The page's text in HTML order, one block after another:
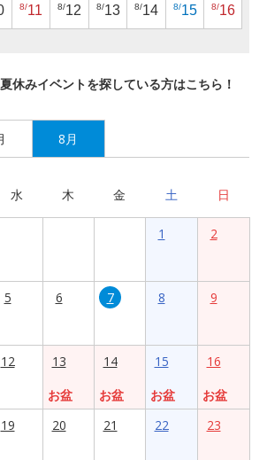
8/11 8/12 8/13 8/14 8/15 8/16
休みイベントを探している方はこちら！
8月
水 木 金 土 日
1 2
5 6 7 8 9
12
13
お盆
14
お盆
15
お盆
16
お盆
19 20 21 22 23